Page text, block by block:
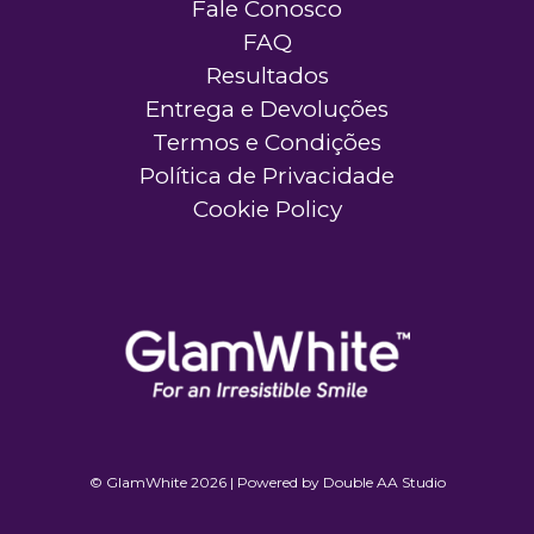
Fale Conosco
FAQ
Resultados
Entrega e Devoluções
Termos e Condições
Política de Privacidade
Cookie Policy
© GlamWhite 2026 | Powered by Double AA Studio